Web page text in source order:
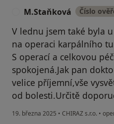
M.Staňková Číslo
V lednu jsem také byla
na operaci karpálního
S operací a celkovou
spokojená.Jak pan
velice příjemní,vše
od bolesti.Určitě
19. března 2025 • CHIRAZ s.r.o. •